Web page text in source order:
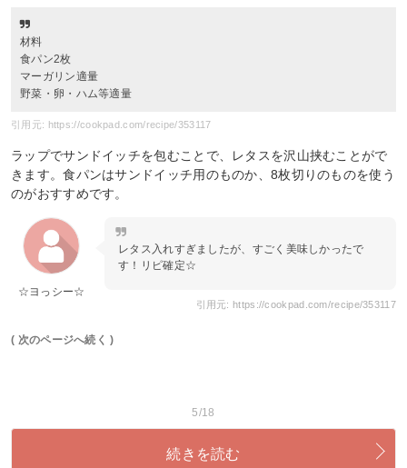
材料
食パン2枚
マーガリン適量
野菜・卵・ハム等適量
引用元: https://cookpad.com/recipe/353117
ラップでサンドイッチを包むことで、レタスを沢山挟むことがで
きます。食パンはサンドイッチ用のものか、8枚切りのものを使う
のがおすすめです。
☆ヨっシー☆
レタス入れすぎましたが、すごく美味しかったで
す！リピ確定☆
引用元: https://cookpad.com/recipe/353117
( 次のページへ続く )
5/18
続きを読む